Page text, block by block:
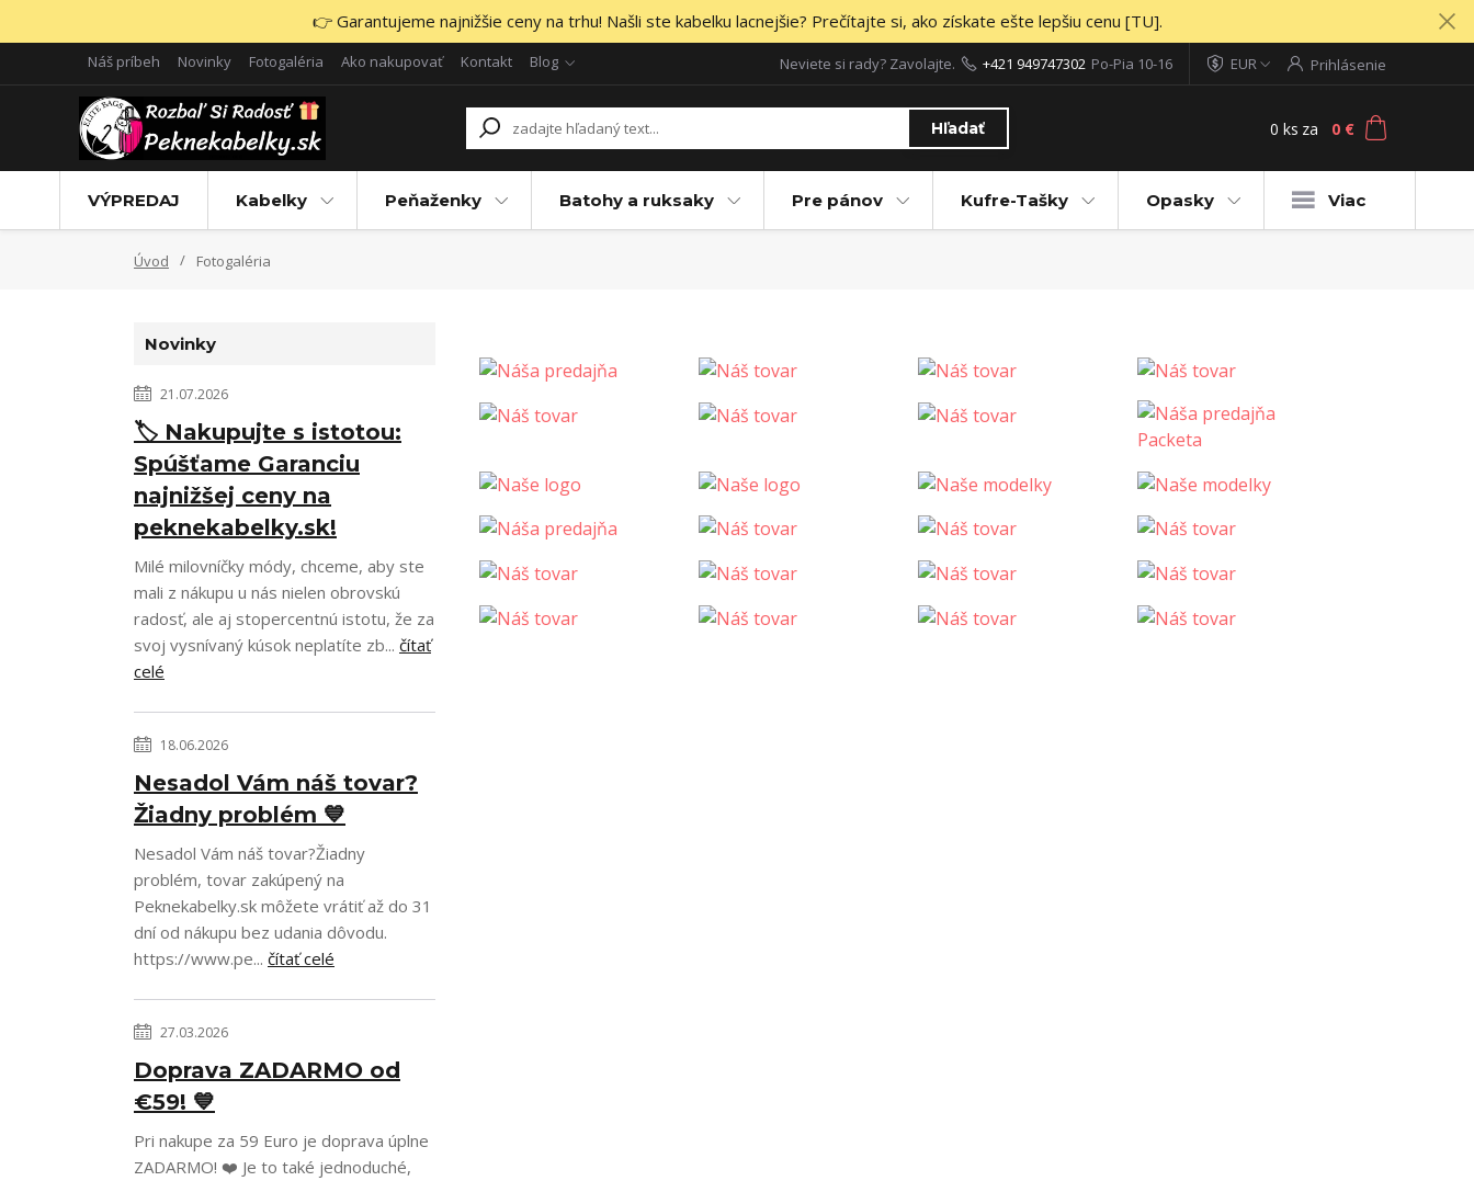
👉 Garantujeme najnižšie ceny na trhu! Našli ste kabelku lacnejšie? Prečítajte si, ako získate ešte lepšiu cenu [TU].
Náš príbeh Novinky Fotogaléria Ako nakupovať Kontakt Blog EUR Prihlásenie
Hľadať
Neviete si rady? Zavolajte. +421 949747302 Po-Pia 10-16
0 ks za 0 €
VÝPREDAJ Kabelky Peňaženky Batohy a ruksaky Pre pánov Kufre-Tašky Opasky Viac
Úvod Fotogaléria
Novinky
21.07.2026
🏷️ Nakupujte s istotou:
Spúšťame Garanciu
najnižšej ceny na
peknekabelky.sk!
Milé milovníčky módy, chceme, aby ste
mali z nákupu u nás nielen obrovskú
radosť, ale aj stopercentnú istotu, že za
svoj vysnívaný kúsok neplatíte zb... čítať
celé
18.06.2026
Nesadol Vám náš tovar?
Žiadny problém 💙
Nesadol Vám náš tovar?Žiadny
problém, tovar zakúpený na
Peknekabelky.sk môžete vrátiť až do 31
dní od nákupu bez udania dôvodu.
https://www.pe... čítať celé
27.03.2026
Doprava ZADARMO od
€59! 💙
Pri nakupe za 59 Euro je doprava úplne
ZADARMO! ❤️ Je to také jednoduché,